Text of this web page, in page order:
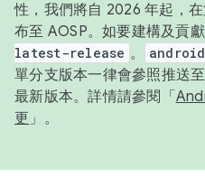
性，我們將自 2026 年起，
布至 AOSP。如要建構及貢
latest-release 。
單分支版本一律會參照推送
最新版本。詳情請參閱「
更 」。